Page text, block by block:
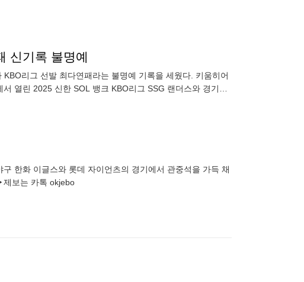
신기록 불명예
리그 선발 최다연패라는 불명예 기록을 세웠다. 키움히어
열린 2025 신한 SOL 뱅크 KBO리그 SSG 랜더스와 경기에
한화 이글스와 롯데 자이언츠의 경기에서 관중석을 가득 채
보는 카톡 okjebo